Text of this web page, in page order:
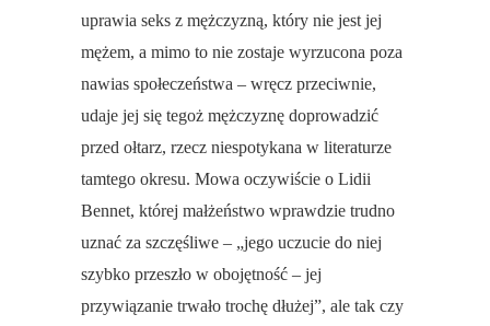
uprawia seks z mężczyzną, który nie jest jej
mężem, a mimo to nie zostaje wyrzucona poza
nawias społeczeństwa – wręcz przeciwnie,
udaje jej się tegoż mężczyznę doprowadzić
przed ołtarz, rzecz niespotykana w literaturze
tamtego okresu. Mowa oczywiście o Lidii
Bennet, której małżeństwo wprawdzie trudno
uznać za szczęśliwe – „jego uczucie do niej
szybko przeszło w obojętność – jej
przywiązanie trwało trochę dłużej”, ale tak czy